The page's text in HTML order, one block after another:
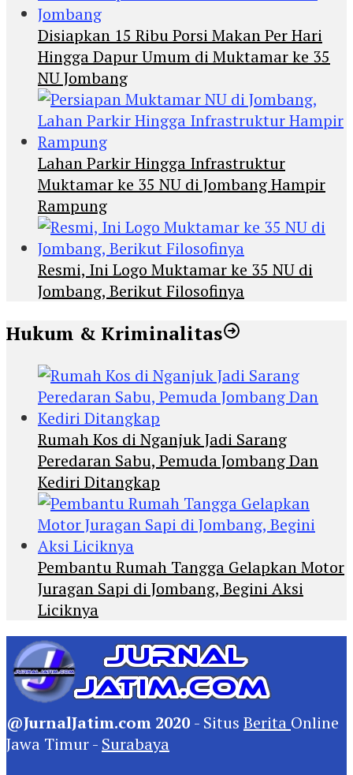
Disiapkan 15 Ribu Porsi Makan Per Hari
Hingga Dapur Umum di Muktamar ke 35
NU Jombang
Lahan Parkir Hingga Infrastruktur
Muktamar ke 35 NU di Jombang Hampir
Rampung
Resmi, Ini Logo Muktamar ke 35 NU di
Jombang, Berikut Filosofinya
Hukum & Kriminalitas
Rumah Kos di Nganjuk Jadi Sarang
Peredaran Sabu, Pemuda Jombang Dan
Kediri Ditangkap
Pembantu Rumah Tangga Gelapkan Motor
Juragan Sapi di Jombang, Begini Aksi
Liciknya
@JurnalJatim.com 2020 - Situs Berita Online
Jawa Timur - Surabaya